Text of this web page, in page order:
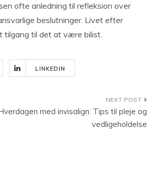
ofte anledning til refleksion over
beslutninger. Livet efter
tilgang til det at være bilist.
LINKEDIN
med invisalign: Tips til pleje og
vedligeholdelse